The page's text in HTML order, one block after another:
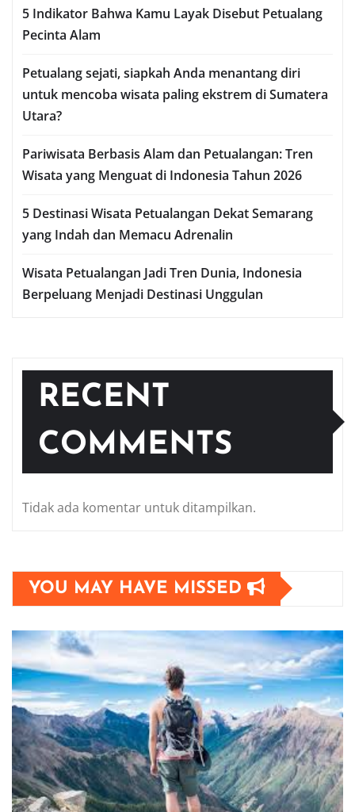
5 Indikator Bahwa Kamu Layak Disebut Petualang
Pecinta Alam
Petualang sejati, siapkah Anda menantang diri
untuk mencoba wisata paling ekstrem di Sumatera
Utara?
Pariwisata Berbasis Alam dan Petualangan: Tren
Wisata yang Menguat di Indonesia Tahun 2026
5 Destinasi Wisata Petualangan Dekat Semarang
yang Indah dan Memacu Adrenalin
Wisata Petualangan Jadi Tren Dunia, Indonesia
Berpeluang Menjadi Destinasi Unggulan
RECENT
COMMENTS
Tidak ada komentar untuk ditampilkan.
YOU MAY HAVE MISSED